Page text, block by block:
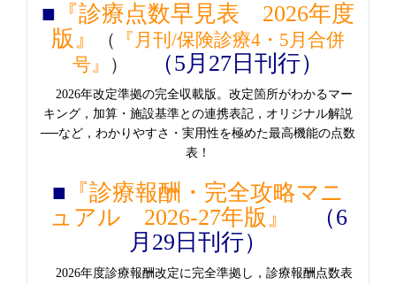
■ 『診療点数早見表 2026年度
版』
（
『月刊/保険診療4・5月合併
号』
） （5月27日刊行）
2026年改定準拠の完全収載版。改定箇所がわかるマー
キング，加算・施設基準との連携表記，オリジナル解説
──など，わかりやすさ・実用性を極めた最高機能の点数
表！
■ 『診療報酬・完全攻略マニ
ュアル 2026-27年版』
（6
月29日刊行）
2026年度診療報酬改定に完全準拠し，診療報酬点数表